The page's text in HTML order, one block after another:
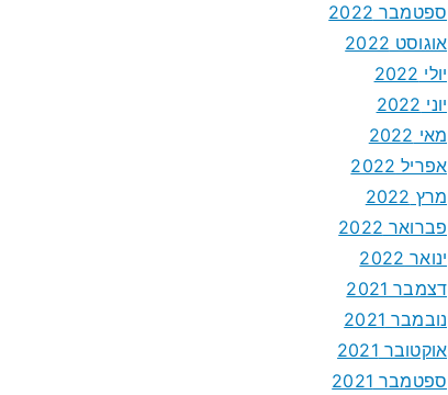
ספטמבר 2022
אוגוסט 2022
יולי 2022
יוני 2022
מאי 2022
אפריל 2022
מרץ 2022
פברואר 2022
ינואר 2022
דצמבר 2021
נובמבר 2021
אוקטובר 2021
ספטמבר 2021